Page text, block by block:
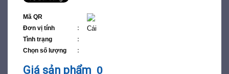
Mã QR
Đơn vị tính
Cái
Tình trạng
Chọn số lượng
Giá sản phẩm 0